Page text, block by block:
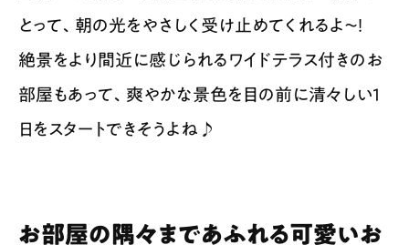
とって、朝の光をやさしく受け止めてくれるよ〜！
絶景をより間近に感じられるワイドテラス付きのお
部屋もあって、爽やかな景色を目の前に清々しい1
日をスタートできそうよね♪
お部屋の隅々まであふれる可愛いお